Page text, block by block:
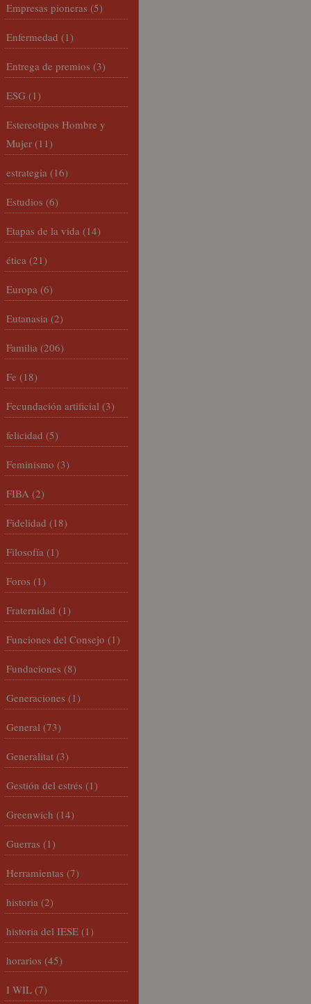
Empresas pioneras (5)
Enfermedad (1)
Entrega de premios (3)
ESG (1)
Estereotipos Hombre y
Mujer (11)
estrategia (16)
Estudios (6)
Etapas de la vida (14)
ética (21)
Europa (6)
Eutanasia (2)
Familia (206)
Fe (18)
Fecundación artificial (3)
felicidad (5)
Feminismo (3)
FIBA (2)
Fidelidad (18)
Filosofía (1)
Foros (1)
Fraternidad (1)
Funciones del Consejo (1)
Fundaciones (8)
Generaciones (1)
General (73)
Generalitat (3)
Gestión del estrés (1)
Greenwich (14)
Guerras (1)
Herramientas (7)
historia (2)
historia del IESE (1)
horarios (45)
I WIL (7)